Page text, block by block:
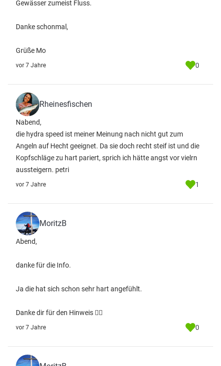
Gewässer zumeist Fluss.
Danke schonmal,
Grüße Mo
vor 7 Jahre 0
Rheinesfischen
Nabend,
die hydra speed ist meiner Meinung nach nicht gut zum
Angeln auf Hecht geeignet. Da sie doch recht steif ist und die
Kopfschläge zu hart pariert, sprich ich hätte angst vor vielrn
aussteigern. petri
vor 7 Jahre 1
MoritzB
Abend,
danke für die Info.
Ja die hat sich schon sehr hart angefühlt.
Danke dir für den Hinweis 👍🏼
vor 7 Jahre 0